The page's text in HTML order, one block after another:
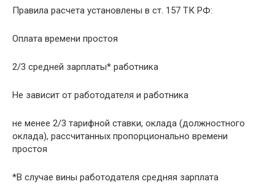
Правила расчета установлены в ст. 157 ТК РФ:
Оплата времени простоя
2/3 средней зарплаты* работника
Не зависит от работодателя и работника
не менее 2/3 тарифной ставки, оклада (должностного
оклада), рассчитанных пропорционально времени
простоя
*В случае вины работодателя средняя зарплата